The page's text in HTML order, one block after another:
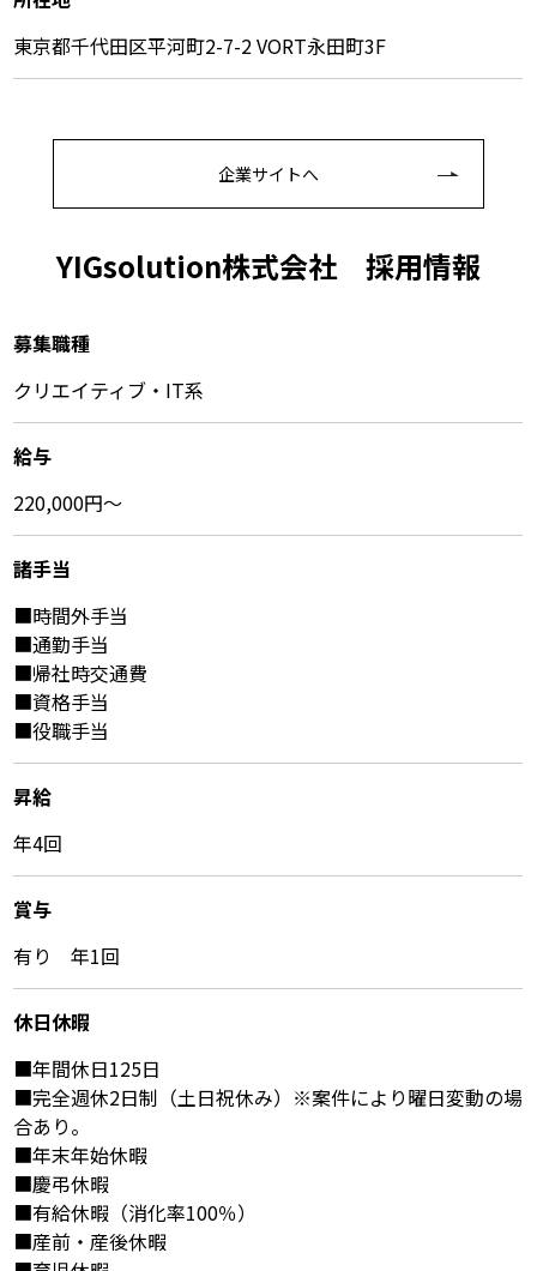
東京都千代田区平河町2-7-2 VORT永田町3F
企業サイトへ
YIGsolution株式会社 採⽤情報
募集職種
クリエイティブ・IT系
給与
220,000円〜
諸⼿当
■時間外手当
■通勤手当
■帰社時交通費
■資格手当
■役職手当
昇給
年4回
賞与
有り 年1回
休⽇休暇
■年間休日125日
■完全週休2日制（土日祝休み）※案件により曜日変動の場
合あり。
■年末年始休暇
■慶弔休暇
■有給休暇（消化率100％）
■産前・産後休暇